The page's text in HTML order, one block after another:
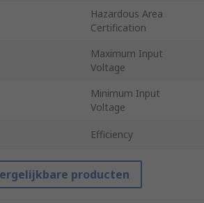
Hazardous Area
Certification
Maximum Input
Voltage
Minimum Input
Voltage
Efficiency
producten